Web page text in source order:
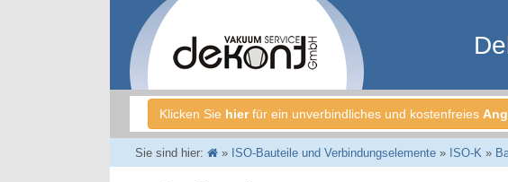
Klicken Sie hierfür ein unverbindliches und kostenfreies
Sie sind hier: » ISO-Bauteile und Verbindungselemente» ISO-K »